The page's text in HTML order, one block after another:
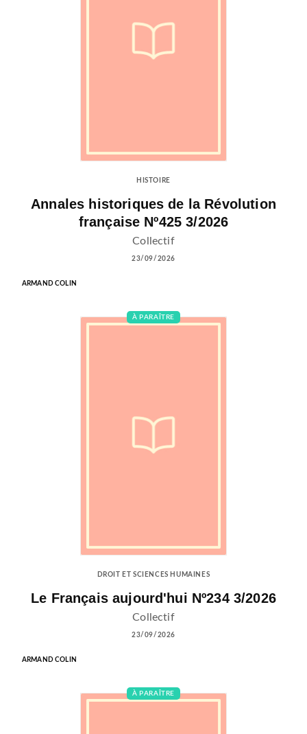
HISTOIRE
Annales historiques de la Révolution
française Nº425 3/2026
Collectif
23/09/2026
ARMAND COLIN
À PARAÎTRE
DROIT ET SCIENCES HUMAINES
Le Français aujourd'hui Nº234 3/2026
Collectif
23/09/2026
ARMAND COLIN
À PARAÎTRE